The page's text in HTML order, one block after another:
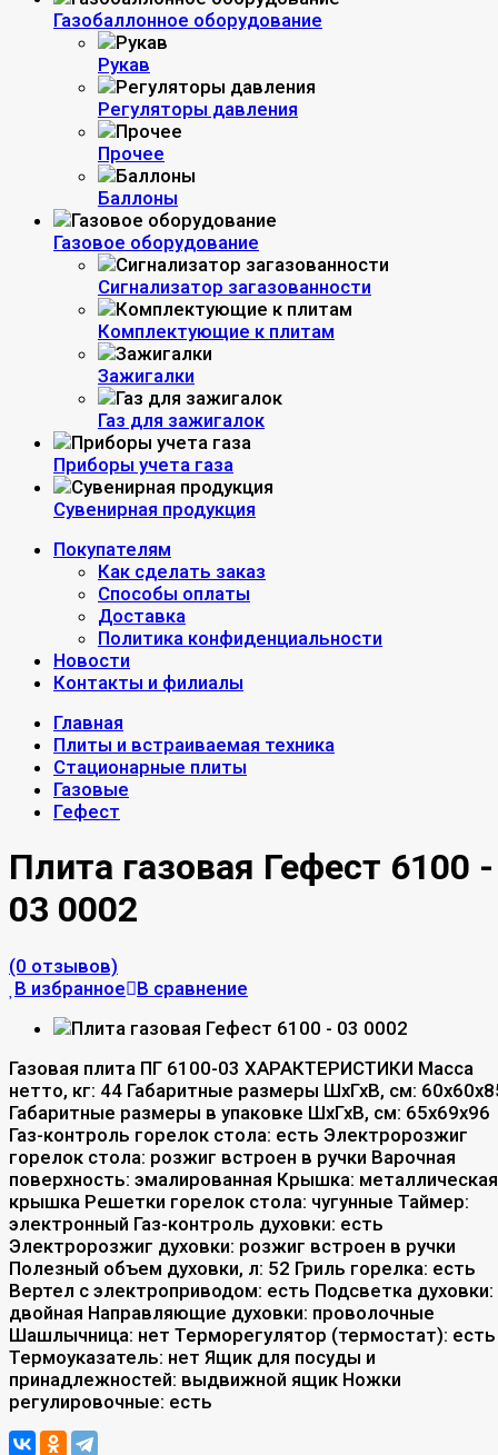
Газобаллонное оборудование
Рукав
Регуляторы давления
Прочее
Баллоны
Газовое оборудование
Сигнализатор загазованности
Комплектующие к плитам
Зажигалки
Газ для зажигалок
Приборы учета газа
Сувенирная продукция
Покупателям
Как сделать заказ
Способы оплаты
Доставка
Политика конфиденциальности
Новости
Контакты и филиалы
Главная
Плиты и встраиваемая техника
Стационарные плиты
Газовые
Гефест
Плита газовая Гефест 6100 -
03 0002
(0 отзывов)
В избранное В сравнение
Газовая плита ПГ 6100-03 ХАРАКТЕРИСТИКИ Масса
нетто, кг: 44 Габаритные размеры ШхГхВ, см:
Габаритные размеры в упаковке ШхГхВ, см: 65х69х96
Газ-контроль горелок стола: есть Электророзжиг
горелок стола: розжиг встроен в ручки Варочная
поверхность: эмалированная Крышка: металлическая
крышка Решетки горелок стола: чугунные Таймер:
электронный Газ-контроль духовки: есть
Электророзжиг духовки: розжиг встроен в ручки
Полезный объем духовки, л: 52 Гриль горелка: есть
Вертел с электроприводом: есть Подсветка духовки:
двойная Направляющие духовки: проволочные
Шашлычница: нет Терморегулятор (термостат): есть
Термоуказатель: нет Ящик для посуды и
принадлежностей: выдвижной ящик Ножки
регулировочные: есть